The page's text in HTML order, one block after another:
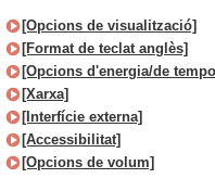
[Opcions de visualització]
[Format de teclat anglès]
[Opcions d'energia/de
[Xarxa]
[Interfície externa]
[Accessibilitat]
[Opcions de volum]